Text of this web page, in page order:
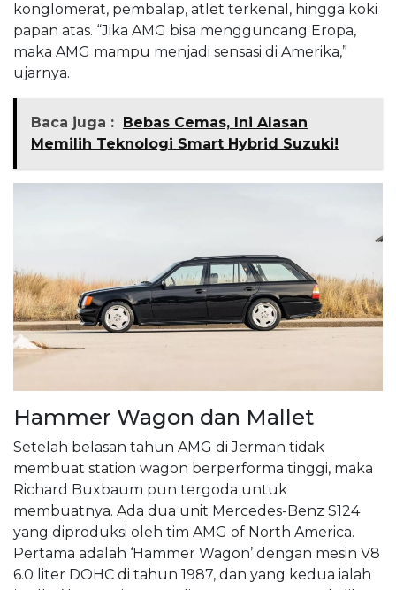
konglomerat, pembalap, atlet terkenal, hingga koki
papan atas. “Jika AMG bisa mengguncang Eropa,
maka AMG mampu menjadi sensasi di Amerika,”
ujarnya.
Baca juga : Bebas Cemas, Ini Alasan
Memilih Teknologi Smart Hybrid Suzuki!
Hammer Wagon dan Mallet
Setelah belasan tahun AMG di Jerman tidak
membuat station wagon berperforma tinggi, maka
Richard Buxbaum pun tergoda untuk
membuatnya. Ada dua unit Mercedes-Benz S124
yang diproduksi oleh tim AMG of North America.
Pertama adalah ‘Hammer Wagon’ dengan mesin V8
6.0 liter DOHC di tahun 1987, dan yang kedua ialah